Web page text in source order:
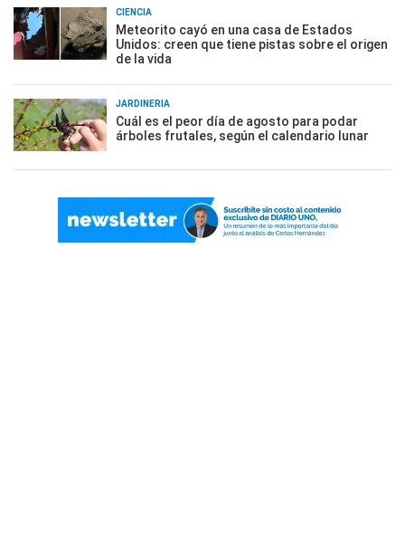
CIENCIA
Meteorito cayó en una casa de Estados
Unidos: creen que tiene pistas sobre el origen
de la vida
JARDINERÍA
Cuál es el peor día de agosto para podar
árboles frutales, según el calendario lunar